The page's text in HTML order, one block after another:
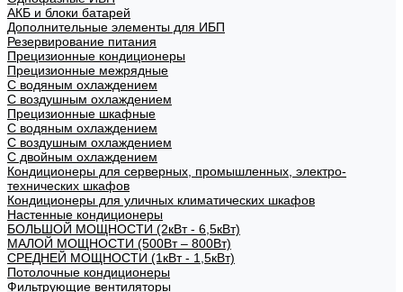
АКБ и блоки батарей
Дополнительные элементы для ИБП
Резервирование питания
Прецизионные кондиционеры
Прецизионные межрядные
С водяным охлаждением
С воздушным охлаждением
Прецизионные шкафные
С водяным охлаждением
С воздушным охлаждением
С двойным охлаждением
Кондиционеры для серверных, промышленных, электро-
технических шкафов
Кондиционеры для уличных климатических шкафов
Настенные кондиционеры
БОЛЬШОЙ МОЩНОСТИ (2кВт - 6,5кВт)
МАЛОЙ МОЩНОСТИ (500Вт – 800Вт)
СРЕДНЕЙ МОЩНОСТИ (1кВт - 1,5кВт)
Потолочные кондиционеры
Фильтрующие вентиляторы